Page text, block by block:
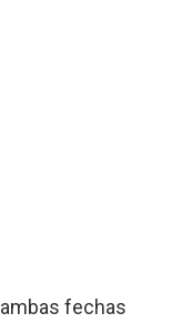
fechas